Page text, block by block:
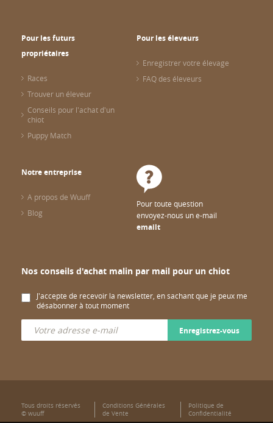
Pour les futurs
propriétaires
Races
Trouver un éleveur
Conseils pour l'achat d'un
chiot
Puppy Match
Pour les éleveurs
Enregistrer votre élevage
FAQ des éleveurs
Notre entreprise
A propos de Wuuff
Blog
Pour toute question
envoyez-nous un e-mail
emailt
Nos conseils d'achat malin par mail pour un chiot
J'accepte de recevoir la newsletter, en sachant que je peux me
désabonner à tout moment
Enregistrez-vous
Tous droits réservés
© wuuff
Conditions Générales
de Vente
Politique de
Confidentialité